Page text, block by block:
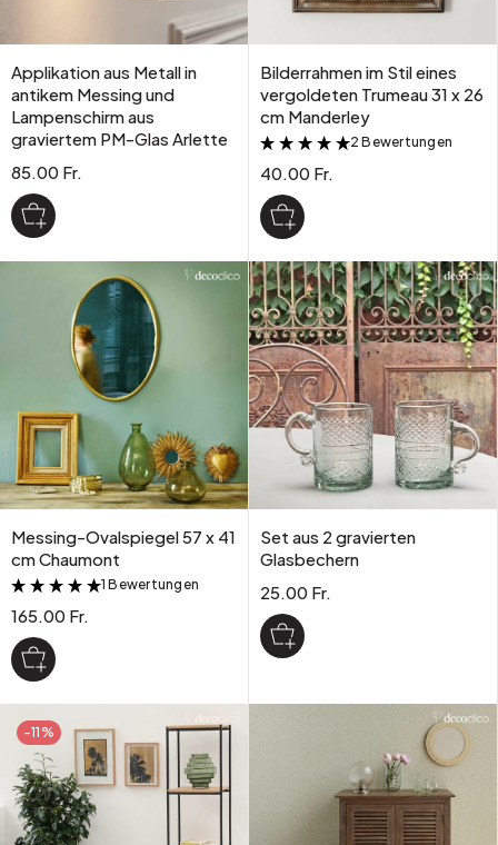
Applikation aus Metall in
antikem Messing und
Lampenschirm aus
graviertem PM-Glas Arlette
85.00 Fr.
Bilderrahmen im Stil eines
vergoldeten Trumeau 31 x 26
cm Manderley
&
2 Bewertungen
40.00 Fr.
Messing-Ovalspiegel 57 x 41
cm Chaumont
&
1 Bewertungen
165.00 Fr.
Set aus 2 gravierten
Glasbechern
25.00 Fr.
-11%